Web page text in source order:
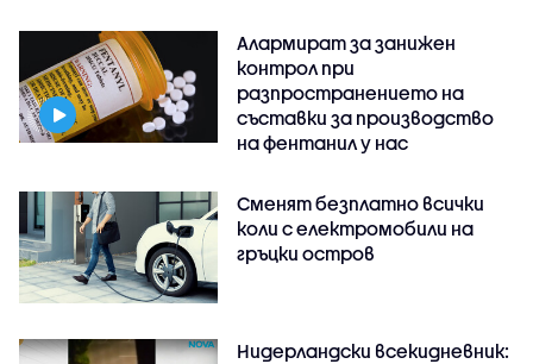
Алармират за занижен
контрол при
разпространението на
съставки за производство
на фентанил у нас
Сменят безплатно всички
коли с електромобили на
гръцки остров
Нидерландски всекидневник: